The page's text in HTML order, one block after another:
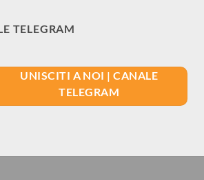
TELEGRAM
UNISCITI A NOI | CANALE
TELEGRAM